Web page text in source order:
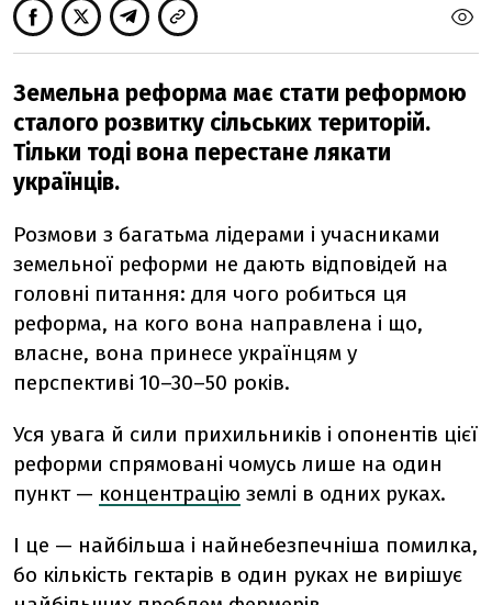
Земельна реформа має стати реформою
сталого розвитку сільських територій.
Тільки тоді вона перестане лякати
українців.
Розмови з багатьма лідерами і учасниками
земельної реформи не дають відповідей на
головні питання: для чого робиться ця
реформа, на кого вона направлена і що,
власне, вона принесе українцям у
перспективі 10–30–50 років.
Уся увага й сили прихильників і опонентів цієї
реформи спрямовані чомусь лише на один
пункт — концентрацію землі в одних руках.
І це — найбільша і найнебезпечніша помилка,
бо кількість гектарів в один руках не вирішує